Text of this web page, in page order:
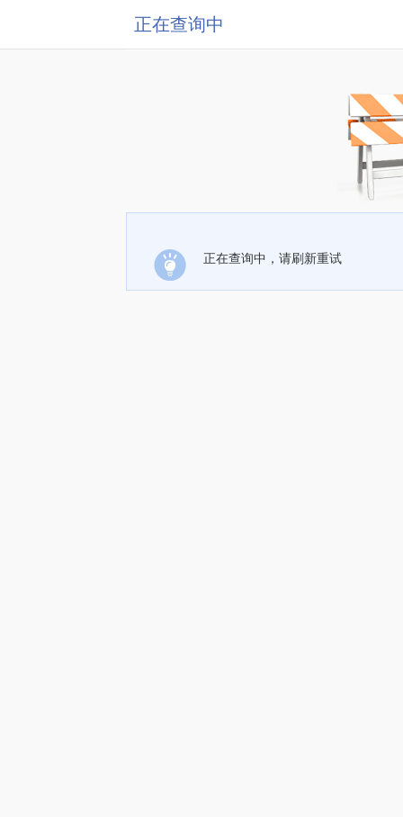
正在查询中
正在查询中，请刷新重试